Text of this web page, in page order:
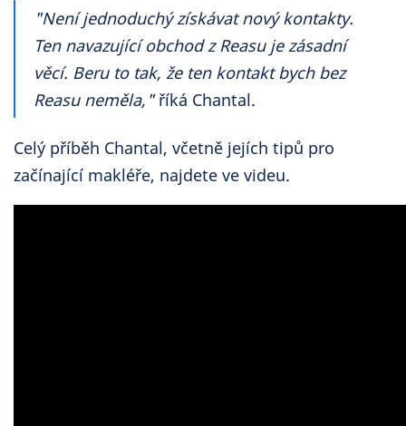
"Není jednoduchý získávat nový kontakty.
Ten navazující obchod z Reasu je zásadní
věcí. Beru to tak, že ten kontakt bych bez
Reasu neměla,"říká Chantal.
Celý příběh Chantal, včetně jejích tipů pro
začínající makléře, najdete ve videu.